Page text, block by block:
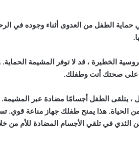
الطفل من العدوى أثناء وجوده في
الخطيرة ، قد لا توفر المشيمة الحماية.
على صحتك أنت وطفلك.
، يتلقى الطفل أجسامًا مضادة عبر
في تلقي الأجسام المضادة للأم من